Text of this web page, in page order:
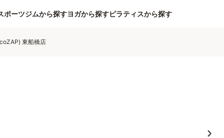
ポーツジムから探すヨガから探すピラティスから探す
東船橋店